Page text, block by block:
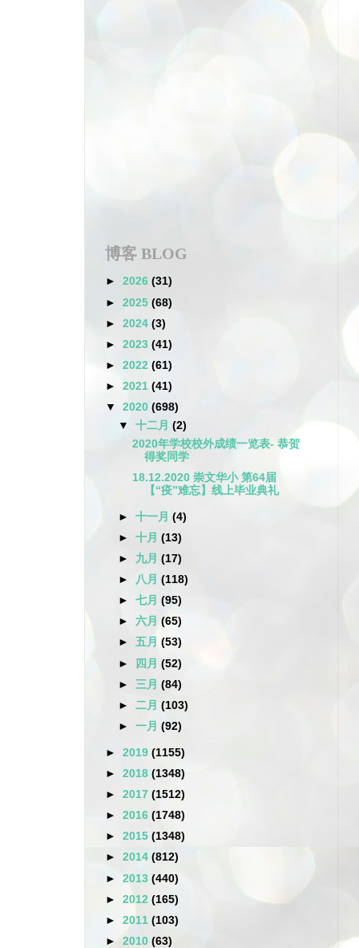
博客 BLOG
► 2026 (31)
► 2025 (68)
► 2024 (3)
► 2023 (41)
► 2022 (61)
► 2021 (41)
▼ 2020 (698)
▼十二月(2)
2020年学校校外成绩一览表- 恭贺
得奖同学
18.12.2020 崇文华小 第64届
【“疫”难忘】线上毕业典礼
►十一月(4)
►十月(13)
► 九月(17)
► 八月(118)
►七月(95)
►六月(65)
►五月(53)
►
四月(52)
► 三月(84)
►二月(103)
►一月(92)
► 2019 (1155)
► 2018 (1348)
► 2017 (1512)
► 2016 (1748)
► 2015 (1348)
► 2014 (812)
► 2013 (440)
► 2012 (165)
► 2011 (103)
► 2010 (63)